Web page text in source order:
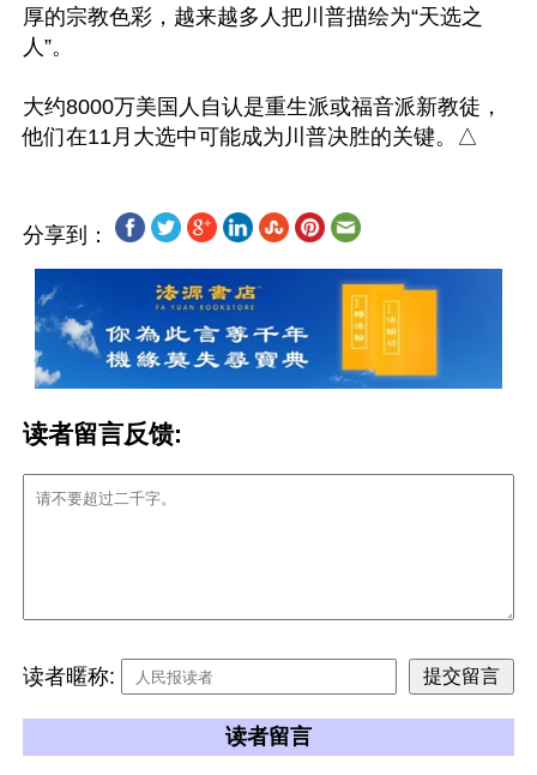
厚的宗教色彩，越来越多人把川普描绘为“天选之
人”。
大约8000万美国人自认是重生派或福音派新教徒，
分享到：
读者留言反馈:
读者暱称:
读者留言